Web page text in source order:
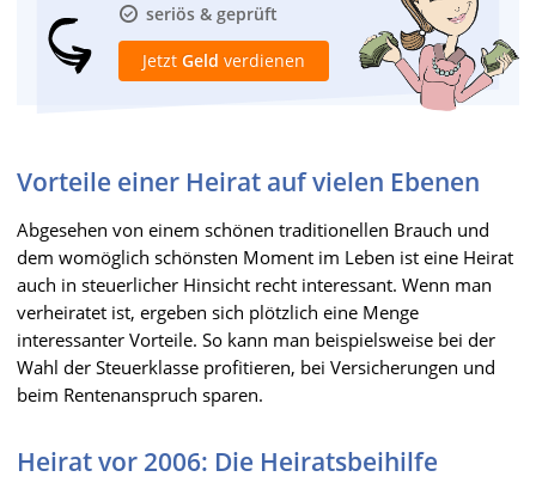
seriös & geprüft
Jetzt Geld verdienen
Vorteile einer Heirat auf vielen Ebenen
Abgesehen von einem schönen traditionellen Brauch und
dem womöglich schönsten Moment im Leben ist eine Heirat
auch in steuerlicher Hinsicht recht interessant. Wenn man
verheiratet ist, ergeben sich plötzlich eine Menge
interessanter Vorteile. So kann man beispielsweise bei der
Wahl der Steuerklasse profitieren, bei Versicherungen und
beim Rentenanspruch sparen.
Heirat vor 2006: Die Heiratsbeihilfe